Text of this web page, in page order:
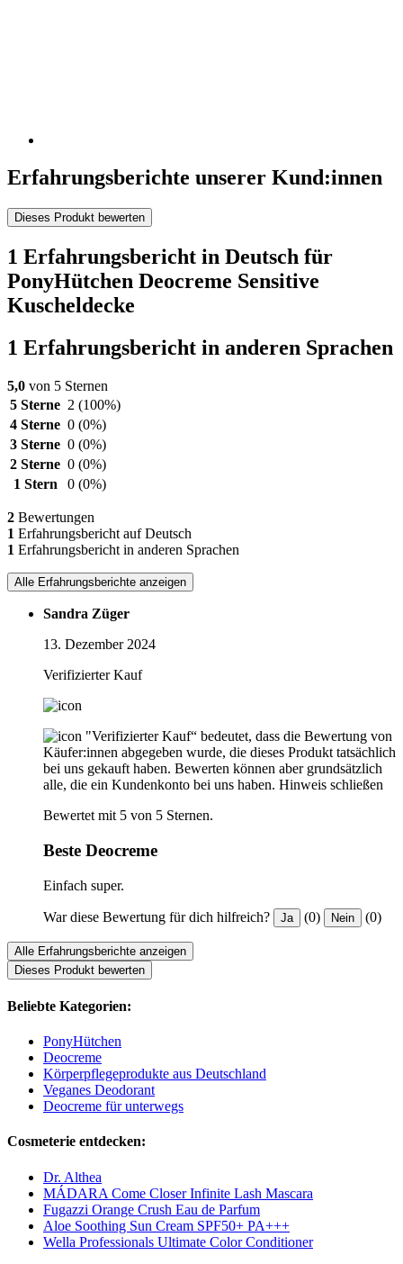
Erfahrungsberichte unserer Kund:innen
Dieses Produkt bewerten
1 Erfahrungsbericht in Deutsch für
PonyHütchen Deocreme Sensitive
Kuscheldecke
1 Erfahrungsbericht in anderen Sprachen
5,0 von 5 Sternen
5 Sterne 2 (100%)
4 Sterne 0 (0%)
3 Sterne 0 (0%)
2 Sterne 0 (0%)
1 Stern
0 (0%)
2 Bewertungen
1 Erfahrungsbericht auf Deutsch
1 Erfahrungsbericht in anderen Sprachen
Alle Erfahrungsberichte anzeigen
Sandra Züger
13. Dezember 2024
Verifizierter Kauf
"Verifizierter Kauf“ bedeutet, dass die Bewertung von
Käufer:innen abgegeben wurde, die dieses Produkt tatsächlich
bei uns gekauft haben. Bewerten können aber grundsätzlich
alle, die ein Kundenkonto bei uns haben. Hinweis schließen
Bewertet mit 5 von 5 Sternen.
Beste Deocreme
Einfach super.
War diese Bewertung für dich hilfreich? Ja (0) Nein (0)
Alle Erfahrungsberichte anzeigen
Dieses Produkt bewerten
Beliebte Kategorien:
PonyHütchen
Deocreme
Körperpflegeprodukte aus Deutschland
Veganes Deodorant
Deocreme für unterwegs
Cosmeterie entdecken:
Dr. Althea
MÁDARA Come Closer Infinite Lash Mascara
Fugazzi Orange Crush Eau de Parfum
Aloe Soothing Sun Cream SPF50+ PA+++
Wella Professionals Ultimate Color Conditioner